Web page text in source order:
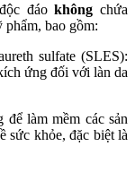
đáokhông chứa
bao gồm:
sulfate (SLES):
ứng đối với làn da
để làm mềm các sản
sức khỏe, đặc biệt là